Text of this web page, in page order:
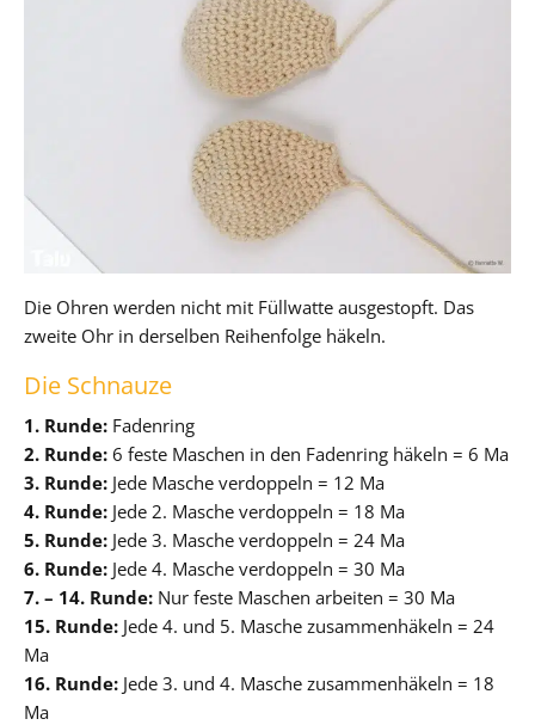
Die Ohren werden nicht mit Füllwatte ausgestopft. Das
zweite Ohr in derselben Reihenfolge häkeln.
Die Schnauze
1. Runde: Fadenring
2. Runde: 6 feste Maschen in den Fadenring häkeln = 6 Ma
3. Runde: Jede Masche verdoppeln = 12 Ma
4. Runde: Jede 2. Masche verdoppeln = 18 Ma
5. Runde: Jede 3. Masche verdoppeln = 24 Ma
6. Runde: Jede 4. Masche verdoppeln = 30 Ma
7. – 14. Runde: Nur feste Maschen arbeiten = 30 Ma
15. Runde: Jede 4. und 5. Masche zusammenhäkeln = 24
Ma
16. Runde: Jede 3. und 4. Masche zusammenhäkeln = 18
Ma